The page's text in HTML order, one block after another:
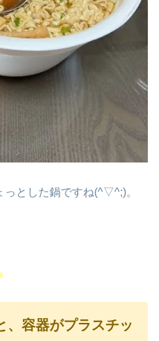
とした鍋ですね(^▽^;)。
、容器がプラスチッ